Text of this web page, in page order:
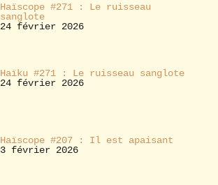
Haïscope #271 : Le ruisseau
sanglote
24 février 2026
Haïku #271 : Le ruisseau sanglote
24 février 2026
Haïscope #207 : Il est apaisant
3 février 2026